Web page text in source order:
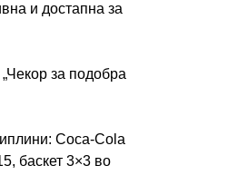
и достапна за
за подобра
Coca-Cola
баскет 3×3 во
КОНТАКТ
Gol.mk
за авторското право и сродните
фотографии или податоци од